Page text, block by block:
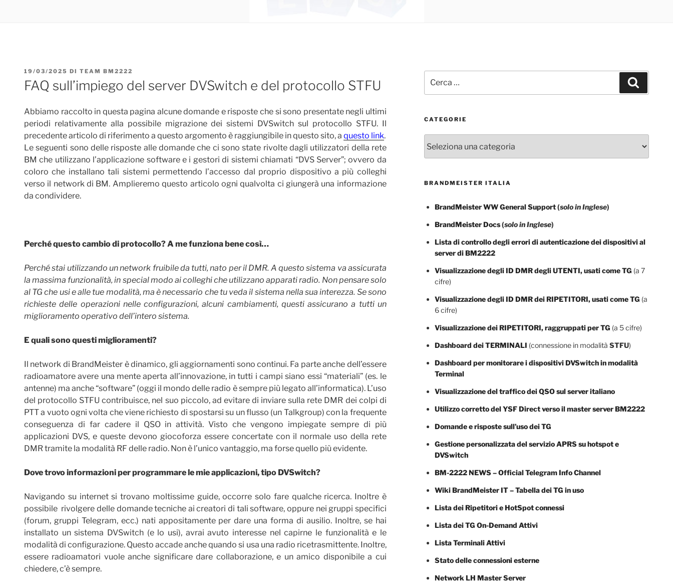
PUBBLICATO
IL
19/03/2025 DI TEAM BM2222
FAQ sull’impiego del server DVSwitch e del protocollo STFU
Abbiamo raccolto in questa pagina alcune domande e risposte che si sono presentate negli ultimi
periodi relativamente alla possibile migrazione dei sistemi DVSwitch sul protocollo STFU. Il
precedente articolo di riferimento a questo argomento è raggiungibile in questo sito, a questo link.
Le seguenti sono delle risposte alle domande che ci sono state rivolte dagli utilizzatori della rete
BM che utilizzano l’applicazione software e i gestori di sistemi chiamati “DVS Server”; ovvero da
coloro che installano tali sistemi permettendo l’accesso dal proprio dispositivo a più colleghi
verso il network di BM. Amplieremo questo articolo ogni qualvolta ci giungerà una informazione
da condividere.
Perché questo cambio di protocollo? A me funziona bene così…
Perché stai utilizzando un network fruibile da tutti, nato per il DMR. A questo sistema va assicurata
la massima funzionalità, in special modo ai colleghi che utilizzano apparati radio. Non pensare solo
al TG che usi e alle tue modalità, ma è necessario che tu veda il sistema nella sua interezza. Se sono
richieste delle operazioni nelle configurazioni, alcuni cambiamenti, questi assicurano a tutti un
miglioramento operativo dell’intero sistema.
E quali sono questi miglioramenti?
Il network di BrandMeister è dinamico, gli aggiornamenti sono continui. Fa parte anche dell’essere
radioamatore avere una mente aperta all’innovazione, in tutti i campi siano essi “materiali” (es. le
antenne) ma anche “software” (oggi il mondo delle radio è sempre più legato all’informatica). L’uso
del protocollo STFU contribuisce, nel suo piccolo, ad evitare di inviare sulla rete DMR dei colpi di
PTT a vuoto ogni volta che viene richiesto di spostarsi su un flusso (un Talkgroup) con la frequente
conseguenza di far cadere il QSO in attività. Visto che vengono impiegate sempre di più
applicazioni DVS, e queste devono giocoforza essere concertate con il normale uso della rete
DMR tramite la modalità RF delle radio. Non è l’unico vantaggio, ma forse quello più evidente.
Dove trovo informazioni per programmare le mie applicazioni, tipo DVSwitch?
Navigando su internet si trovano moltissime guide, occorre solo fare qualche ricerca. Inoltre è
possibile rivolgere delle domande tecniche ai creatori di tali software, oppure nei gruppi specifici
(forum, gruppi Telegram, ecc.) nati appositamente per dare una forma di ausilio. Inoltre, se hai
installato un sistema DVSwitch (e lo usi), avrai avuto interesse nel capirne le funzionalità e le
modalità di configurazione. Questo accade anche quando si usa una radio ricetrasmittente. Inoltre,
essere radioamatori vuole anche significare dare collaborazione, e un amico disponibile a cui
chiedere, c’è sempre.
CATEGORIE
BRANDMEISTER ITALIA
BrandMeister WW General Support(solo in Inglese)
BrandMeister Docs(solo in Inglese)
Lista di controllo degli errori di autenticazione dei dispositivi al
server di BM2222
Visualizzazione degli ID DMR degli UTENTI, usati come TG (a 7
cifre)
Visualizzazione degli ID DMR dei RIPETITORI, usati come TG (a
6 cifre)
Visualizzazione dei RIPETITORI, raggruppati per TG (a 5 cifre)
Dashboard dei TERMINALI (connessione in modalità STFU)
Dashboard per monitorare i dispositivi DVSwitch in modalità
Terminal
Visualizzazione del traffico dei QSO sul server italiano
Utilizzo corretto del YSF Direct verso il master server BM2222
Domande e risposte sull’uso dei TG
Gestione personalizzata del servizio APRS su hotspot e
DVSwitch
BM-2222 NEWS – Official Telegram Info Channel
Wiki BrandMeister IT – Tabella dei TG in uso
Lista dei Ripetitori e HotSpot connessi
Lista dei TG On-Demand Attivi
Lista Terminali Attivi
Stato delle connessioni esterne
Network LH Master Server